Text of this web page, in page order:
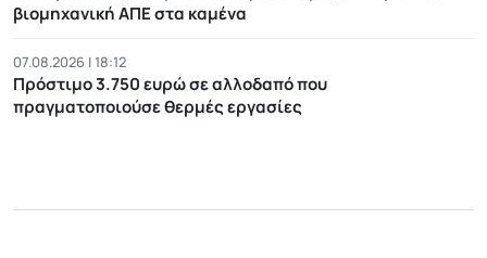
βιομηχανική ΑΠΕ στα καμένα
07.08.2026 | 18:12
Πρόστιμο 3.750 ευρώ σε αλλοδαπό που
πραγματοποιούσε θερμές εργασίες